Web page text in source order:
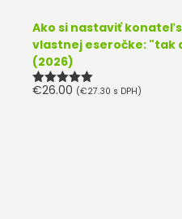
Ako si nastaviť
vlastnej eseročke: "tak
(2026)
Hodnotenie
€26.00 (€27.30 s DPH)